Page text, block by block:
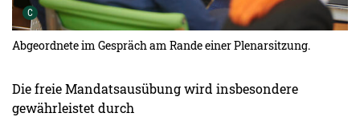
C Urheber der Grafik:
Abgeordnete im Gespräch am Rande einer Plenarsitzung.
Die freie Mandatsausübung wird insbesondere
gewährleistet durch